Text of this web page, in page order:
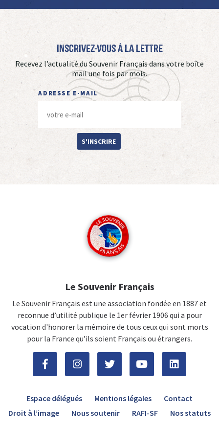
Inscrivez-vous à La Lettre
Recevez l’actualité du Souvenir Français dans votre boîte
mail une fois par mois.
ADRESSE E-MAIL
S'INSCRIRE
Le Souvenir Français
Le Souvenir Français est une association fondée en 1887 et
reconnue d’utilité publique le 1er février 1906 qui a pour
vocation d'honorer la mémoire de tous ceux qui sont morts
pour la France qu’ils soient Français ou étrangers.
Espace délégués Mentions légales
Contact
Droit à l’image
Nous soutenir RAFI-SF Nos statuts